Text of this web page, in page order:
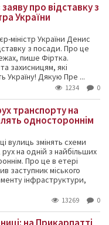
про відставку з
України
міністр України Денис
з посади. Про це
пише Фіртка.
захисницям, які
Україну! Дякую Пре ...
1234 0
транспорту на
одностороннім
вулиць змінять схеми
на одній з найбільших
Про це в етері
заступник міського
інфраструктури,
13269 0